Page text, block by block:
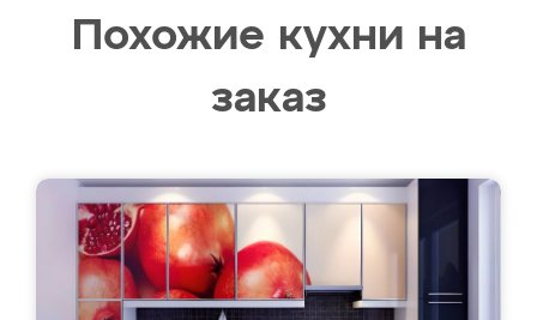
Похожие кухни на
заказ